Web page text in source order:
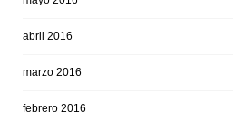
abril 2016
marzo 2016
febrero 2016